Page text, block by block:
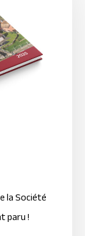
la Société
paru !